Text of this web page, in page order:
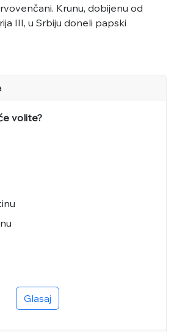
Krunu, dobijenu od
III, u Srbiju doneli papski
volite?
Glasaj